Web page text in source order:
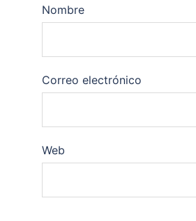
Nombre
Correo electrónico
Web